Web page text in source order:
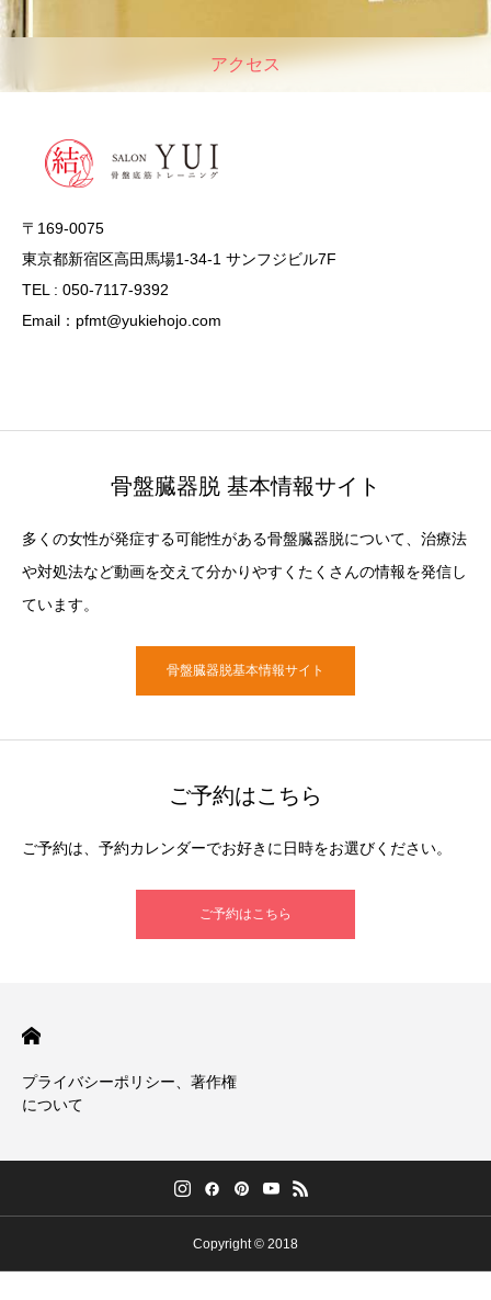
アクセス
〒169-0075
東京都新宿区高田馬場1-34-1 サンフジビル7F
TEL : 050-7117-9392
Email：pfmt@yukiehojo.com
骨盤臓器脱 基本情報サイト
多くの女性が発症する可能性がある骨盤臓器脱について、治療法
や対処法など動画を交えて分かりやすくたくさんの情報を発信し
ています。
骨盤臓器脱基本情報サイト
ご予約はこちら
ご予約は、予約カレンダーでお好きに日時をお選びください。
ご予約はこちら
プライバシーポリシー、著作権
について
Copyright © 2018